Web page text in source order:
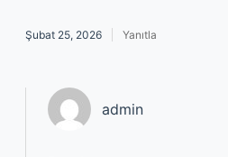
Şubat 25, 2026 Yanıtla
admin